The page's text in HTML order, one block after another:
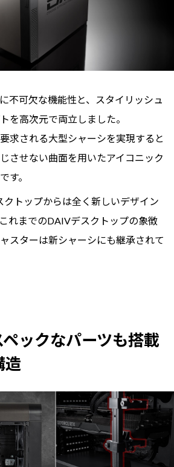
不可欠な機能性と、スタイリッシュ
を高次元で両立しました。
求される大型シャーシを実現すると
させない曲面を用いたアイコニック
す。
クトップからは全く新しいデザイン
れまでのDAIVデスクトップの象徴
スターは新シャーシにも継承されて
ックなパーツも搭載
造